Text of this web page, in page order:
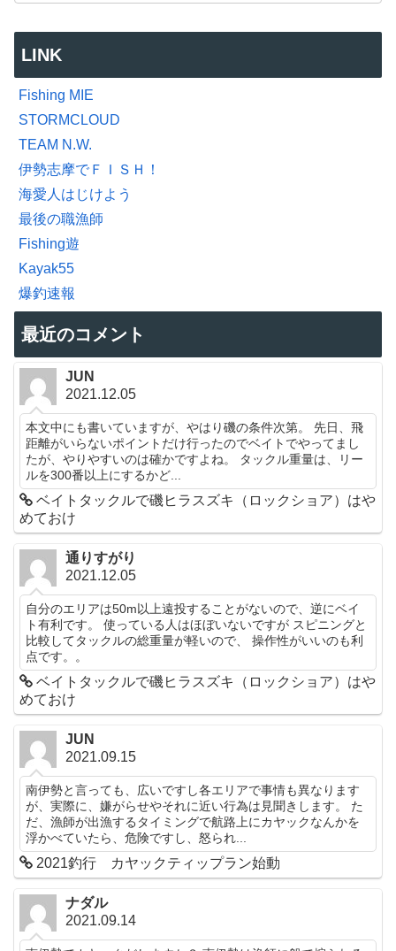
LINK
Fishing MIE
STORMCLOUD
TEAM N.W.
伊勢志摩でＦＩＳＨ！
海愛人はじけよう
最後の職漁師
Fishing遊
Kayak55
爆釣速報
最近のコメント
JUN
2021.12.05
本文中にも書いていますが、やはり磯の条件次第。 先日、飛
距離がいらないポイントだけ行ったのでベイトでやってまし
たが、やりやすいのは確かですよね。 タックル重量は、リー
ルを300番以上にするかど...
ベイトタックルで磯ヒラスズキ（ロックショア）はや
めておけ
通りすがり
2021.12.05
自分のエリアは50m以上遠投することがないので、逆にベイ
ト有利です。 使っている人はほぼいないですが スピニングと
比較してタックルの総重量が軽いので、 操作性がいいのも利
点です。。
ベイトタックルで磯ヒラスズキ（ロックショア）はや
めておけ
JUN
2021.09.15
南伊勢と言っても、広いですし各エリアで事情も異なります
が、実際に、嫌がらせやそれに近い行為は見聞きします。 た
だ、漁師が出漁するタイミングで航路上にカヤックなんかを
浮かべていたら、危険ですし、怒られ...
2021釣行 カヤックティップラン始動
ナダル
2021.09.14